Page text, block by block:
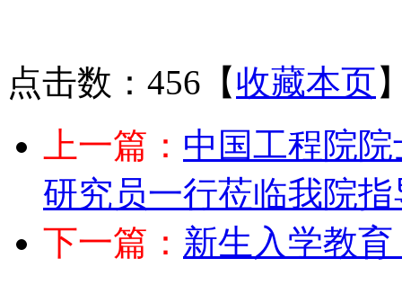
点击数：456 【收藏本页
上一篇： 中国工程院
研究员一行莅临我院
下一篇： 新生入学教